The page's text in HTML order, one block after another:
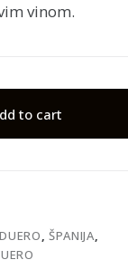
vinom.
to cart
, ŠPANIJA,